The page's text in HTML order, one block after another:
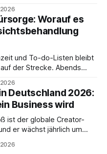
Vodafone E-Mail & Cloud
über mail.Worauf es
und To-do-Listen bleibt
der Strecke. Abends
drin. Dabei reagiert die
und
spannt oder neigt zu
Deutschland 2026:
Business wird
ist der globale Creator-
er wächst jährlich um
Wirtschaftszweig. Weltweit